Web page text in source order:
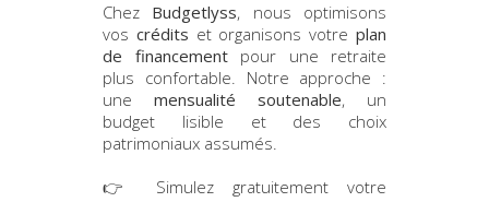
Chez Budgetlyss, nous optimisons
vos crédits et organisons votreplan
de financementpour une retraite
plus confortable. Notre approche :
une mensualité soutenable, un
budget lisible et des choix
patrimoniaux assumés.
👉 Simulez gratuitement votre